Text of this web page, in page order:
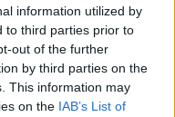
information utilized by
to third parties prior to
out of the further
by third parties on the
This information may
on the IAB’s List of